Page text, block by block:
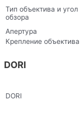
Тип объектива и угол
обзора
Апертура
Крепление объектива
DORI
DORI